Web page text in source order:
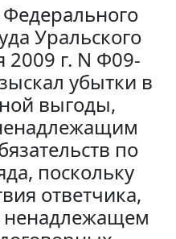
Уральского
2009 г. N Ф09-
убытки в
выгоды,
по
поскольку
ответчика,